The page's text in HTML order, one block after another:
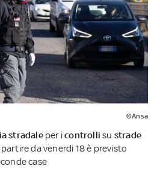
©Ansa
stradaleper icontrollisu strade
da venerdi 18 è previsto
case